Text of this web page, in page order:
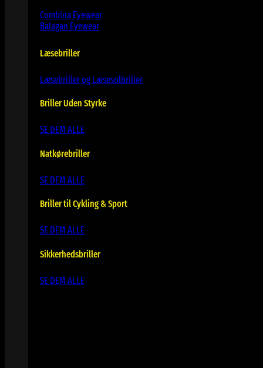
Combina Eyewear
Balagan Eyewear
Læsebriller
Læsebriller og Læsesolbriller
Briller Uden Styrke
SE DEM ALLE
Natkørebriller
SE DEM ALLE
Briller til Cykling & Sport
SE DEM ALLE
Sikkerhedsbriller
SE DEM ALLE